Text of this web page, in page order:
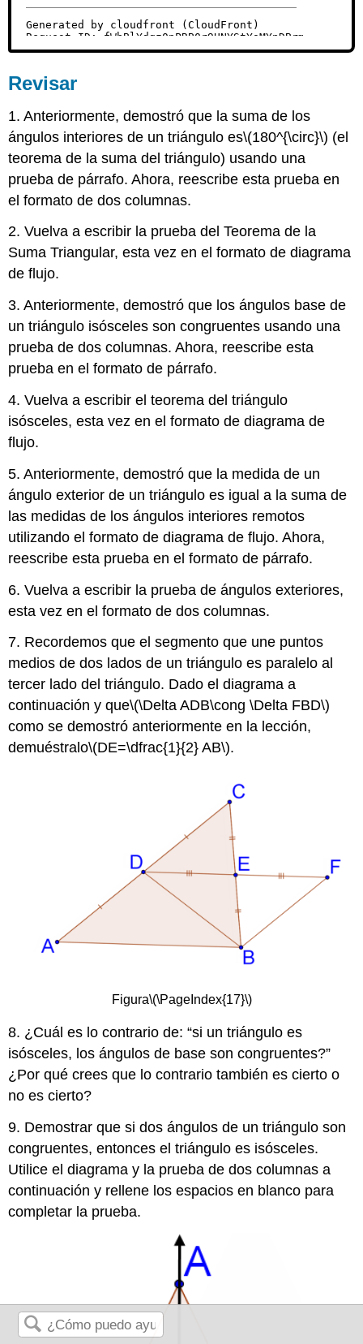
Revisar
1. Anteriormente, demostró que la suma de los
ángulos interiores de un triángulo es\(180^{\circ}\) (el
teorema de la suma del triángulo) usando una
prueba de párrafo. Ahora, reescribe esta prueba en
el formato de dos columnas.
2. Vuelva a escribir la prueba del Teorema de la
Suma Triangular, esta vez en el formato de diagrama
de flujo.
3. Anteriormente, demostró que los ángulos base de
un triángulo isósceles son congruentes usando una
prueba de dos columnas. Ahora, reescribe esta
prueba en el formato de párrafo.
4. Vuelva a escribir el teorema del triángulo
isósceles, esta vez en el formato de diagrama de
flujo.
5. Anteriormente, demostró que la medida de un
ángulo exterior de un triángulo es igual a la suma de
las medidas de los ángulos interiores remotos
utilizando el formato de diagrama de flujo. Ahora,
reescribe esta prueba en el formato de párrafo.
6. Vuelva a escribir la prueba de ángulos exteriores,
esta vez en el formato de dos columnas.
7. Recordemos que el segmento que une puntos
medios de dos lados de un triángulo es paralelo al
tercer lado del triángulo. Dado el diagrama a
continuación y que\(\Delta ADB\cong \Delta FBD\)
como se demostró anteriormente en la lección,
demuéstralo\(DE=\dfrac{1}{2} AB\).
Figura\(\PageIndex{17}\)
8. ¿Cuál es lo contrario de: “si un triángulo es
isósceles, los ángulos de base son congruentes?”
¿Por qué crees que lo contrario también es cierto o
no es cierto?
9. Demostrar que si dos ángulos de un triángulo son
congruentes, entonces el triángulo es isósceles.
Utilice el diagrama y la prueba de dos columnas a
continuación y rellene los espacios en blanco para
completar la prueba.